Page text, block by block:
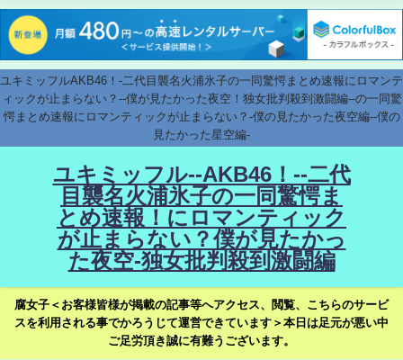
ユキミッフルAKB46！-二代目襲名火浦氷子の一同驚愕まとめ速報にロマンテ
ィックが止まらない？--僕が見たかった夜空！独女批判殺到激闘編--の一同驚
愕まとめ速報にロマンティックが止まらない？-僕の見たかった夜空編--僕の
見たかった星空編-
ユキミッフル--AKB46！--二代
目襲名火浦氷子の一同驚愕ま
とめ速報！にロマンティック
が止まらない？僕が見たかっ
た夜空-独女批判殺到激闘編
腐女子＜お客様皆様が掲載の記事等へアクセス、閲覧、こちらのサービ
スを利用される事でかろうじて運営できています＞本日は足元が悪い中
ご足労頂き誠に有難うございます。